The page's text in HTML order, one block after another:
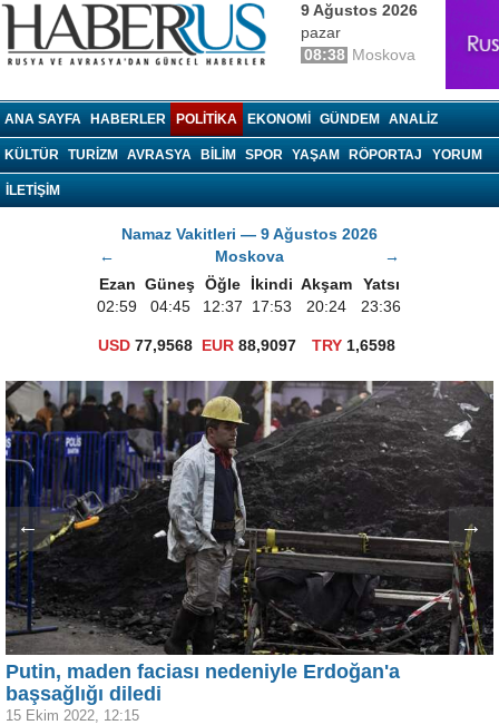
9 Ağustos 2026
pazar
08:38 Moskova
ANA SAYFA HABERLER POLITIKA EKONOMI GÜNDEM ANALIZ
KÜLTÜR TURIZM AVRASYA BILIM SPOR YAŞAM RÖPORTAJ YORUM
İLETİŞİM
Namaz Vakitleri — 9 Ağustos 2026
←
Moskova
→
Ezan Güneş Öğle İkindi Akşam
Yatsı
02:59
04:45 12:37 17:53 20:24 23:36
USD 77,9568 EUR 88,9097 TRY1,6598
← →
Putin, maden faciası nedeniyle Erdoğan'a
başsağlığı diledi
15 Ekim 2022, 12:15